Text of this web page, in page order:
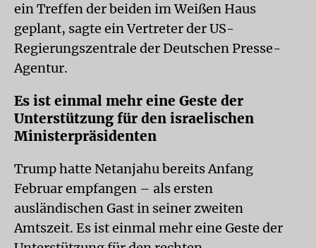
ein Treffen der beiden im Weißen Haus
geplant, sagte ein Vertreter der US-
Regierungszentrale der Deutschen Presse-
Agentur.
Es ist einmal mehr eine Geste der
Unterstützung für den israelischen
Ministerpräsidenten
Trump hatte Netanjahu bereits Anfang
Februar empfangen – als ersten
ausländischen Gast in seiner zweiten
Amtszeit. Es ist einmal mehr eine Geste der